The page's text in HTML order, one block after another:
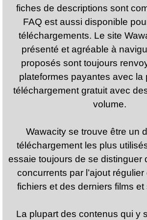
fiches de descriptions sont
FAQ est aussi disponible
téléchargements. Le site
présenté et agréable à
proposés sont toujours
plateformes payantes avec la
téléchargement gratuit avec
volume.
Wawacity se trouve être un
téléchargement les plus
essaie toujours de se distinguer
concurrents par l’ajout
fichiers et des derniers films et
La plupart des contenus qui y